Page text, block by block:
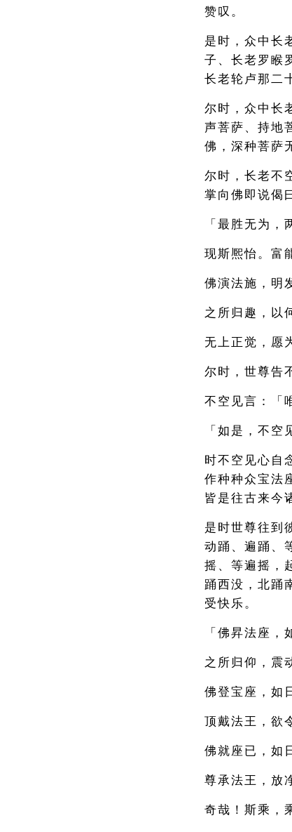
赞叹。
是时，众中长
子、长老罗睺
长老轮卢那二
尔时，众中长
声菩萨、持地
佛，深种菩萨
尔时，长老不
掌向佛即说偈
「最胜无为，
现斯熈怡。富
佛演法施，明
之所归趣，以
无上正觉，愿
尔时，世尊告
不空见言：「
「如是，不空
时不空见心自
作种种众宝法
皆是往古来今
是时世尊往到
动踊、遍踊、
摇、等遍摇，
踊西没，北踊
受快乐。
「佛昇法座，
之所归仰，震
佛登宝座，如
顶戴法王，欲
佛就座已，如
尊承法王，放
奇哉！斯乘，